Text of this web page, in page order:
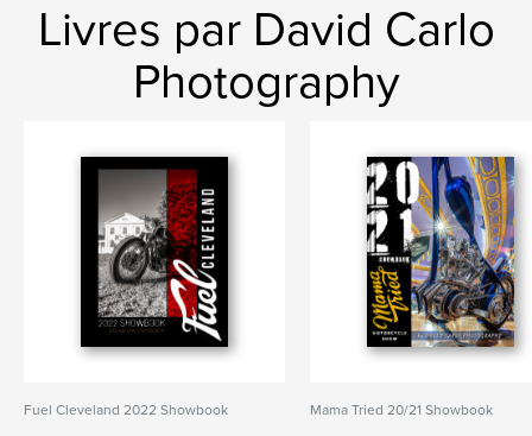
Livres par David Carlo
Photography
Fuel Cleveland 2022 Showbook Mama Tried 20/21 Showbook